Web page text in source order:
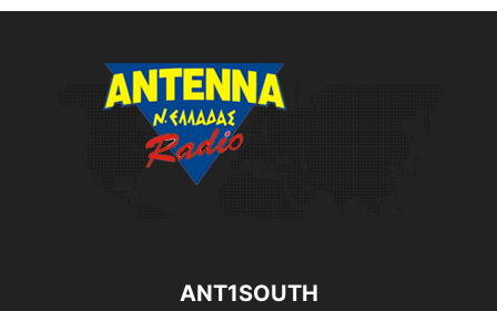
ANT1SOUTH